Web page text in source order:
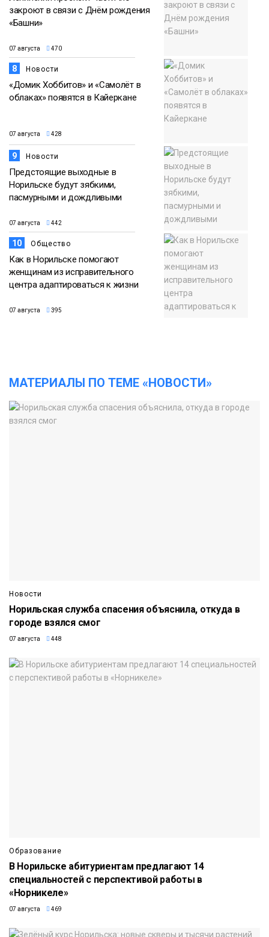
закроют в связи с Днём рождения
«Башни»
07 августа 470
8 Новости
«Домик Хоббитов» и «Самолёт в
облаках» появятся в Кайеркане
07 августа 428
9 Новости
Предстоящие выходные в
Норильске будут зябкими,
пасмурными и дождливыми
07 августа 442
10 Общество
Как в Норильске помогают
женщинам из исправительного
центра адаптироваться к жизни
07 августа 395
МАТЕРИАЛЫ ПО ТЕМЕ «НОВОСТИ»
Новости
Норильская служба спасения объяснила, откуда в
городе взялся смог
07 августа 448
Образование
В Норильске абитуриентам предлагают 14
специальностей с перспективой работы в
«Норникеле»
07 августа 469